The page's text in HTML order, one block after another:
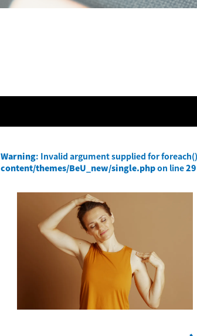
Warning: Invalid argument supplied for
content/themes/BeU_new/single.phpon line29